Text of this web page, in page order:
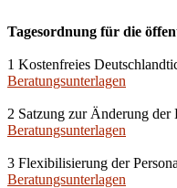
Tagesordnung für die
1 Kostenfreies
Beratungsunterlagen
2 Satzung zur Änderung der
Beratungsunterlagen
3 Flexibilisierung der
Beratungsunterlagen